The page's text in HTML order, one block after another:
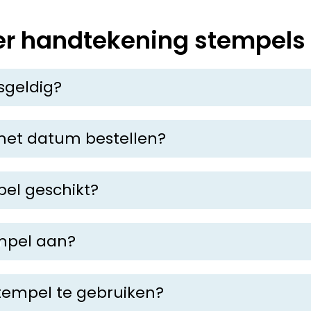
handtekening stempels
Er bestaat geen specifieke wet die het
of een bevoegde medewerker deze heeft geplaatst.
om juridisch advies in te winnen, om
datum bestellen?
aan. Dit is handig voor documenten die ook een
geschikt?
voor:
aan?
u een scan of foto van uw handtekening op de
het gewenste stempelmodel en formaat.
te gebruiken?